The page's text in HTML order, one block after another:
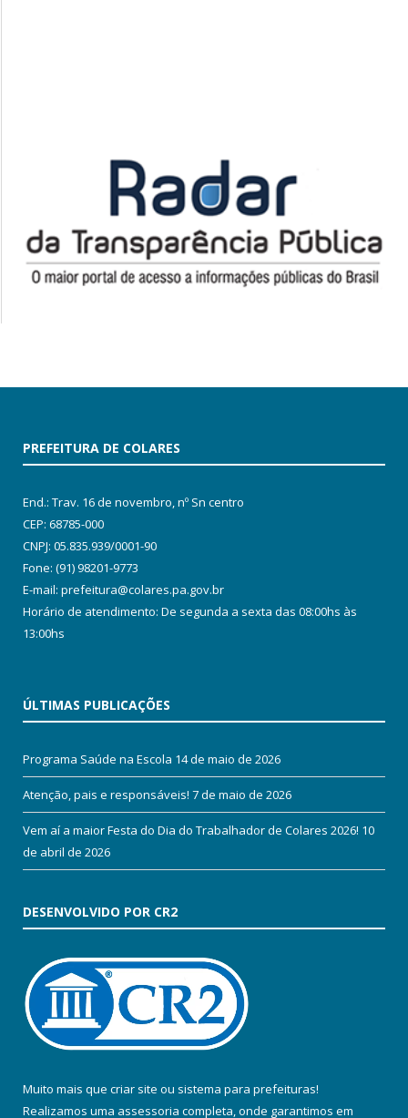
PREFEITURA DE COLARES
End.: Trav. 16 de novembro, nº Sn centro
CEP: 68785-000
CNPJ: 05.835.939/0001-90
Fone: (91) 98201-9773
E-mail: prefeitura@colares.pa.gov.br
Horário de atendimento: De segunda a sexta das 08:00hs às
13:00hs
ÚLTIMAS PUBLICAÇÕES
Programa Saúde na Escola 14 de maio de 2026
Atenção, pais e responsáveis! 7 de maio de 2026
Vem aí a maior Festa do Dia do Trabalhador de Colares 2026! 10
de abril de 2026
DESENVOLVIDO POR CR2
Muito mais que criar site ou sistema para prefeituras!
Realizamos uma assessoria completa, onde garantimos em